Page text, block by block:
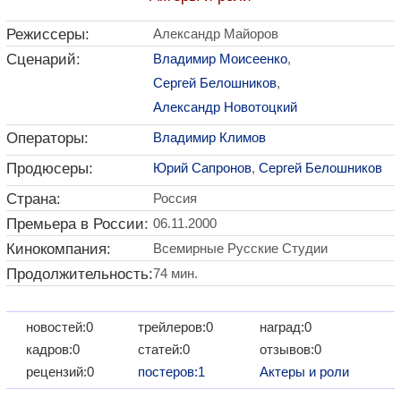
Режиссеры: Александр Майоров
Сценарий: Владимир Моисеенко,
Сергей Белошников,
Александр Новотоцкий
Операторы: Владимир Климов
Продюсеры: Юрий Сапронов, Сергей Белошников
Страна: Россия
Премьера в России: 06.11.2000
Кинокомпания: Всемирные Русские Студии
Продолжительность:74 мин.
новостей:0
кадров:0
рецензий:0
трейлеров:0
статей:0
постеров:1
наград:0
отзывов:0
Актеры и роли